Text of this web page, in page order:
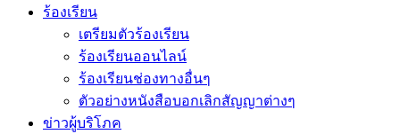
ร้องเรียน
เตรียมตัวร้องเรียน
ร้องเรียนออนไลน์
ร้องเรียนช่องทางอื่นๆ
ตัวอย่างหนังสือบอกเลิกสัญญาต่างๆ
ข่าวผู้บริโภค